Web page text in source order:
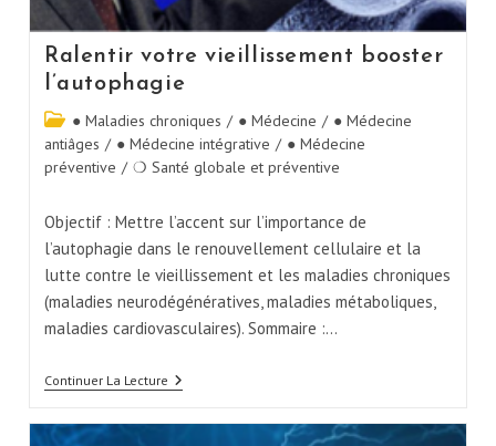
Ralentir votre vieillissement booster
l’autophagie
● Maladies chroniques / ● Médecine / ● Médecine
antiâges / ● Médecine intégrative / ● Médecine
préventive / ❍ Santé globale et préventive
Objectif : Mettre l’accent sur l’importance de
l’autophagie dans le renouvellement cellulaire et la
lutte contre le vieillissement et les maladies chroniques
(maladies neurodégénératives, maladies métaboliques,
maladies cardiovasculaires). Sommaire :…
Continuer La Lecture